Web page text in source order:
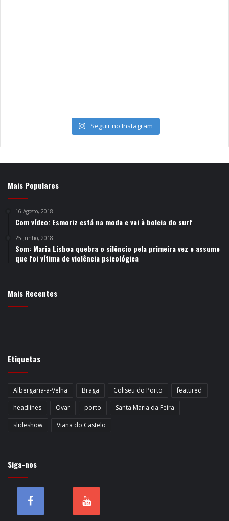
Seguir no Instagram
Mais Populares
16 Agosto, 2018
Com vídeo: Esmoriz está na moda e vai à boleia do surf
25 Junho, 2018
Som: Maria Lisboa quebra o silêncio pela primeira vez e assume
que foi vítima de violência psicológica
Mais Recentes
Etiquetas
Albergaria-a-Velha Braga Coliseu do Porto
featured
headlines
Ovar porto
Santa Maria da Feira
slideshow
Viana do Castelo
Siga-nos